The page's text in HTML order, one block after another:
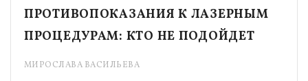
ПРОТИВОПОКАЗАНИЯ К ЛАЗЕРНЫМ
ПРОЦЕДУРАМ: КТО НЕ ПОДОЙДЕТ
МИРОСЛАВА ВАСИЛЬЕВА